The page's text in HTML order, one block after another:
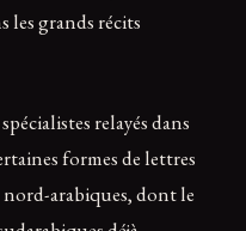
les grands récits
relayés dans
formes de lettres
arabiques, dont le